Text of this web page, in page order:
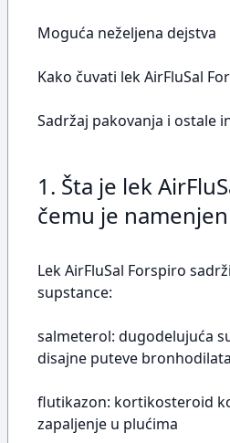
Moguća neželjena dejstva
Kako čuvati lek AirFluSal
Sadržaj pakovanja i ostale
1. Šta je lek
čemu je namenjen
Lek AirFluSal Forspiro
supstance:
salmeterol: dugodelujuća
disajne puteve
flutikazon: kortikosteroid
zapaljenje u plućima